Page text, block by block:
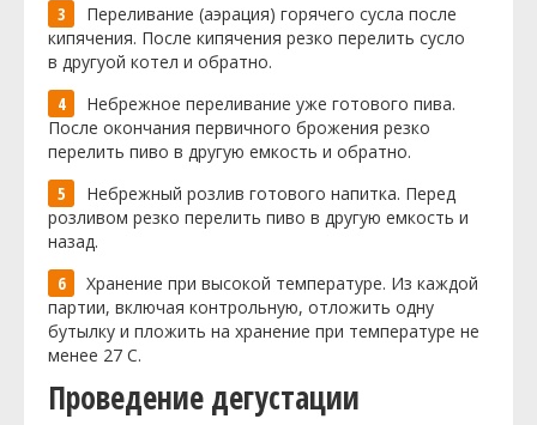
Переливание (аэрация) горячего сусла после
кипячения. После кипячения резко перелить сусло
в другуой котел и обратно.
Небрежное переливание уже готового пива.
После окончания первичного брожения резко
перелить пиво в другую емкость и обратно.
Небрежный розлив готового напитка. Перед
розливом резко перелить пиво в другую емкость и
назад.
Хранение при высокой температуре. Из каждой
партии, включая контрольную, отложить одну
бутылку и пложить на хранение при температуре не
менее 27 C.
Проведение дегустации